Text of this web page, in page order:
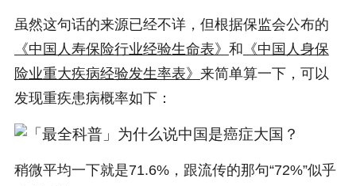
虽然这句话的来源已经不详，但根据保监会公布的
《中国人寿保险行业经验生命表》 和 《中国人身保
险业重大疾病经验发生率表》 来简单算一下，可以
发现重疾患病概率如下：
稍微平均一下就是71.6%，跟流传的那句“72%”似乎